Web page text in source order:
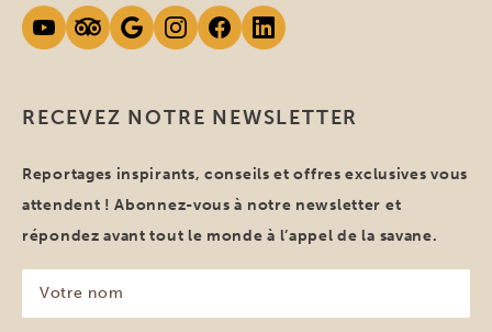
RECEVEZ NOTRE NEWSLETTER
Reportages inspirants, conseils et offres exclusives vous
attendent ! Abonnez-vous à notre newsletter et
répondez avant tout le monde à l’appel de la savane.
nom
(Nécessaire)